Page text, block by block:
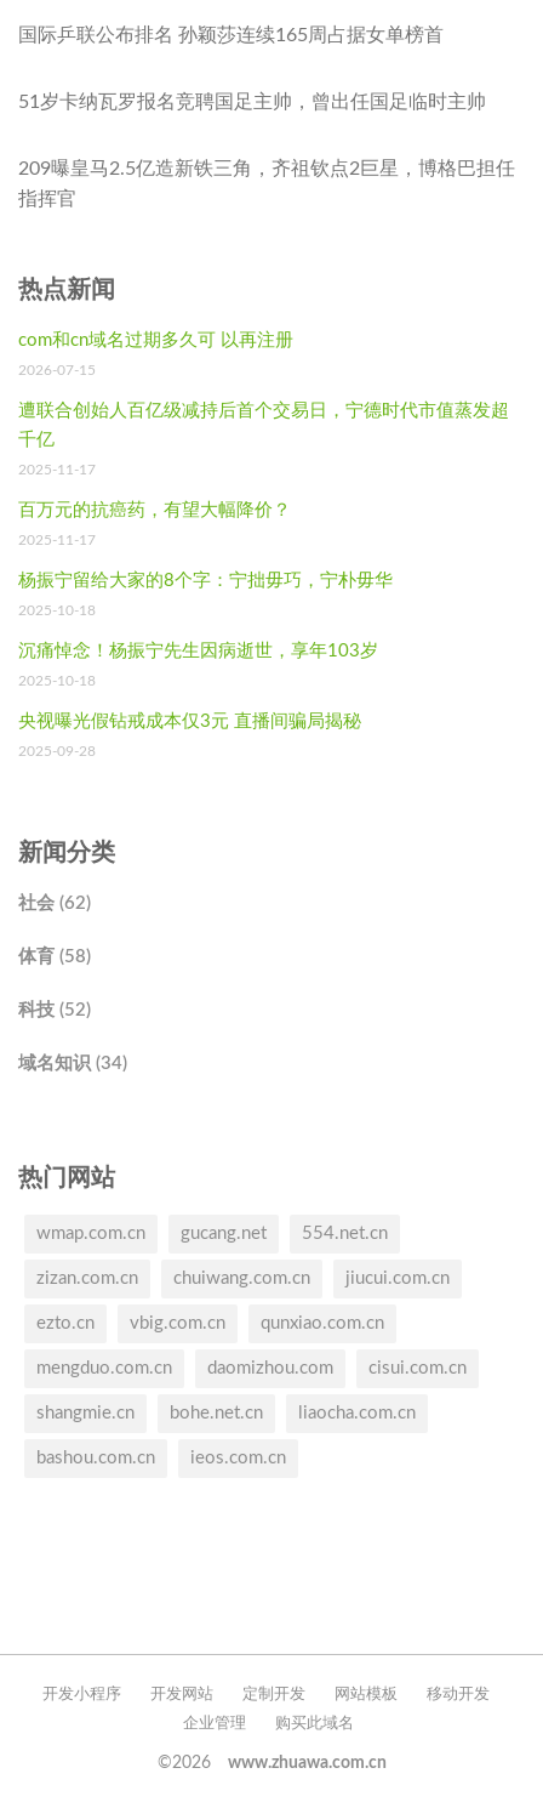
国际乒联公布排名 孙颖莎连续165周占据女单榜首
51岁卡纳瓦罗报名竞聘国足主帅，曾出任国足临时主帅
209曝皇马2.5亿造新铁三角，齐祖钦点2巨星，博格巴担任
指挥官
热点新闻
com和cn域名过期多久可 以再注册
2026-07-15
遭联合创始人百亿级减持后首个交易日，宁德时代市值蒸发超
千亿
2025-11-17
百万元的抗癌药，有望大幅降价？
2025-11-17
杨振宁留给大家的8个字：宁拙毋巧，宁朴毋华
2025-10-18
沉痛悼念！杨振宁先生因病逝世，享年103岁
2025-10-18
央视曝光假钻戒成本仅3元 直播间骗局揭秘
2025-09-28
新闻分类
社会 (62)
体育 (58)
科技 (52)
域名知识 (34)
热门网站
wmap.com.cn gucang.net 554.net.cn
zizan.com.cn chuiwang.com.cn jiucui.com.cn
ezto.cn vbig.com.cn qunxiao.com.cn
mengduo.com.cn daomizhou.com cisui.com.cn
shangmie.cn bohe.net.cn liaocha.com.cn
bashou.com.cn ieos.com.cn
开发小程序 开发网站 定制开发 网站模板
移动开发
企业管理
购买此域名
©2026 www.zhuawa.com.cn